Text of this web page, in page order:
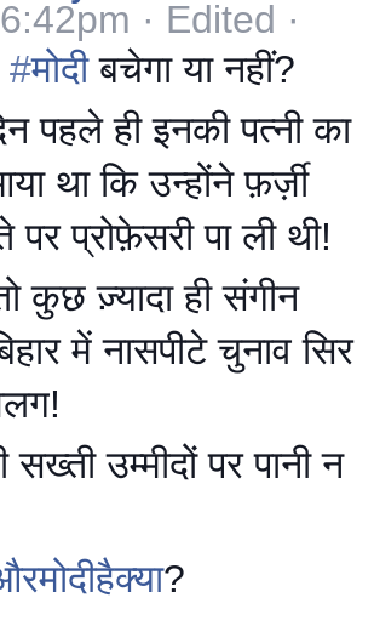
· Edited ·
‪#‎मोदी‬बचेगा या नहीं?
पहले ही इनकी पत्नी का
था कि उन्होंने फ़र्ज़ी
पर प्रोफ़ेसरी पा ली थी!
कुछ ज़्यादा ही संगीन
में नासपीटे चुनाव सिर
सख्ती उम्मीदों पर पानी न
?